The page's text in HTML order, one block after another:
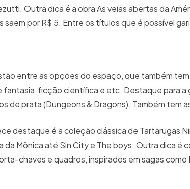
Outra dica é a obra As veias abertas da
saem por R$ 5. Entre os títulos que é possível
entre as opções do espaço, que também
ficção científica e etc. Destaque para a
de prata (Dungeons & Dragons). Também tem
destaque é a coleção clássica de Tartarugas
da Mônica até Sin City e The boys. Outra dica é
chaves e quadros, inspirados em sagas